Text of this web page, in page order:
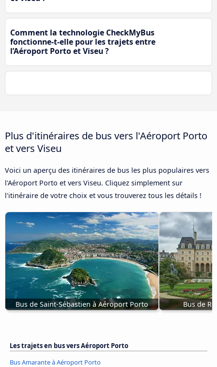
Comment la technologie CheckMyBus
fonctionne-t-elle pour les trajets entre
l’Aéroport Porto et Viseu ?
Plus d'itinéraires de bus vers l'Aéroport Porto
et vers Viseu
Voici un aperçu des itinéraires de bus les plus populaires vers
l'Aéroport Porto et vers Viseu. Cliquez simplement sur
l'itinéraire de votre choix et vous trouverez tous les détails !
Bus de Saint-Sébastien à Aéroport Porto Bus de
Les trajets en bus vers Aéroport Porto
Bus Amarante à Aéroport Porto